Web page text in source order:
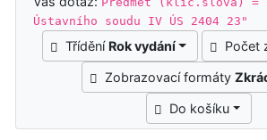
Ústavního soudu IV ÚS 2404 23"
Třídění Rok vydání Počet
Zobrazovací formáty
Do košíku